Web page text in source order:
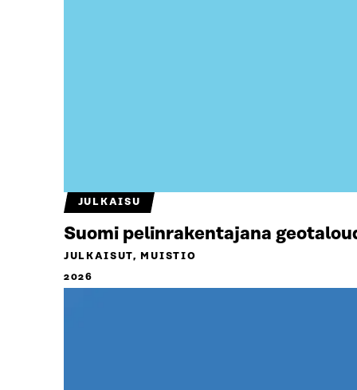
JULKAISU
Suomi pelinrakentajana
JULKAISUT, MUISTIO
2026